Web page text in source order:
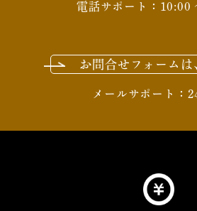
電話サポート：10:00
お問合せフォームは
メールサポート：